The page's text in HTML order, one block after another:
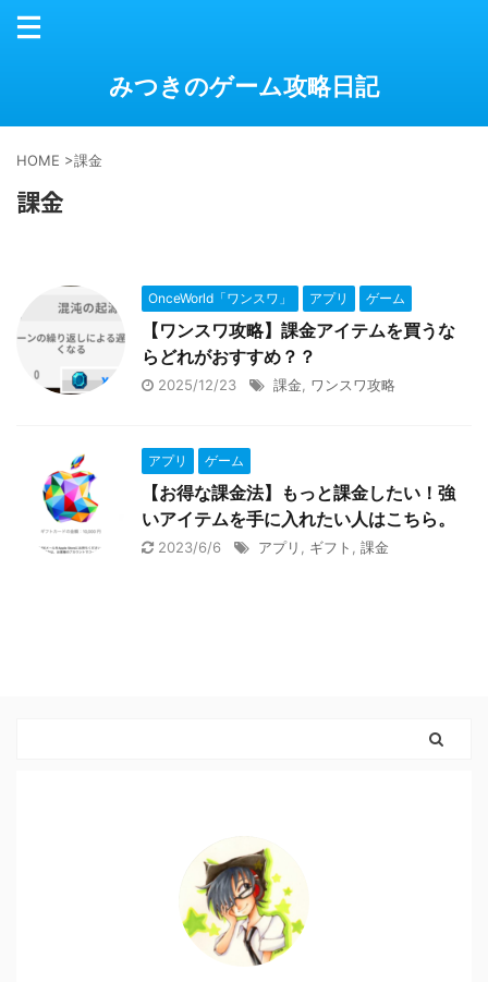
みつきのゲーム攻略日記
HOME >課金
課金
OnceWorld「ワンスワ」 アプリ ゲーム
【ワンスワ攻略】課金アイテムを買うな
らどれがおすすめ？？
2025/12/23 課金 ワンスワ攻略
アプリ ゲーム
【お得な課金法】もっと課金したい！強
いアイテムを手に入れたい人はこちら。
2023/6/6 アプリ ギフト 課金